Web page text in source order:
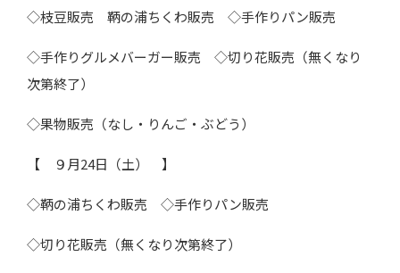
◇枝豆販売 鞆の浦ちくわ販売 ◇手作りパン販売
◇手作りグルメバーガー販売 ◇切り花販売（無くなり
次第終了）
◇果物販売（なし・りんご・ぶどう）
【 ９月24日（土） 】
◇鞆の浦ちくわ販売 ◇手作りパン販売
◇切り花販売（無くなり次第終了）